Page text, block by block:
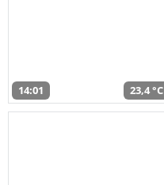
14:01 23,4 °C